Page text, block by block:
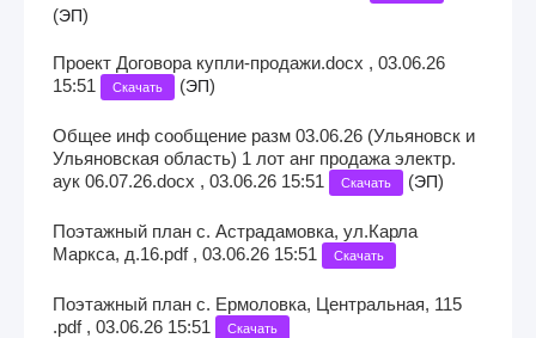
(ЭП)
Проект Договора купли-продажи.docx , 03.06.26
15:51
Скачать (ЭП)
Общее инф сообщение разм 03.06.26 (Ульяновск и
Ульяновская область) 1 лот анг продажа электр.
аук 06.07.26.docx , 03.06.26 15:51
Скачать (ЭП)
Поэтажный план с. Астрадамовка, ул.Карла
Маркса, д.16.pdf , 03.06.26 15:51
Скачать
Поэтажный план с. Ермоловка, Центральная, 115
.pdf , 03.06.26 15:51
Скачать